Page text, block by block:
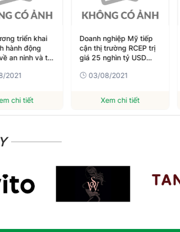
triển khai
hành động
an ninh và tự
2021
chi tiết
Doanh nghiệp Mỹ tiếp
cận thị trường RCEP trị
giá 25 nghìn tỷ USD
hiện có
03/08/2021
Xem chi tiết